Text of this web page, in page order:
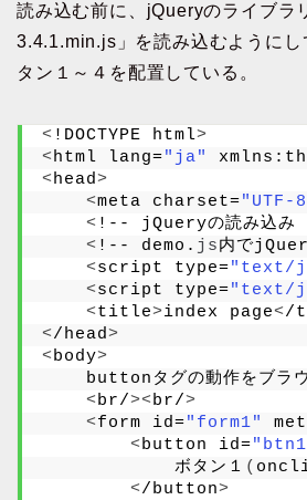
読み込む前に、jQueryのライブラ
3.4.1.min.js」を読み込むようにし
タン１～４を配置している。
< !DOCTYPE html>
<html lang="ja"
<head>
<meta charset="UTF-
< !-- jQueryの読み込
< !-- demo. js内で
<script type="text/
<script type="text/
<title>index page</
</head>
<body>
buttonタグの動作をブラ
<br/><br/>
<form id="form1"
<button id=
            ボタン１
(
</button>